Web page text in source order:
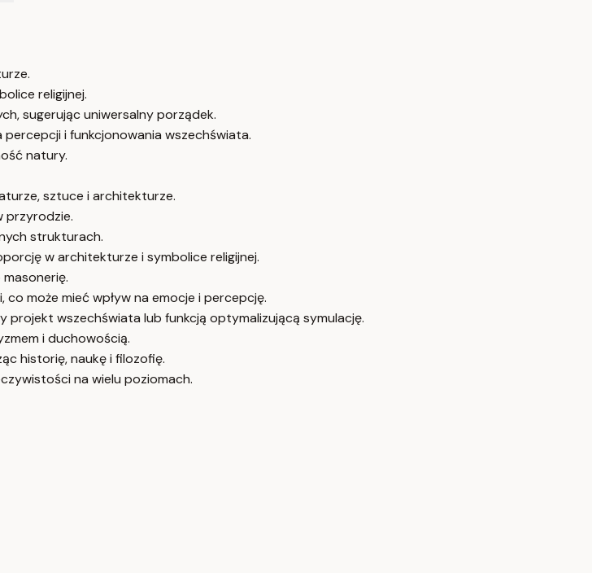
religijnej.
sugerując uniwersalny porządek.
percepcji i funkcjonowania wszechświata.
natury.
sztuce i architekturze.
przyrodzie.
strukturach.
w architekturze i symbolice religijnej.
może mieć wpływ na emocje i percepcję.
projekt wszechświata lub funkcją optymalizującą symulację.
i duchowością.
historię, naukę i filozofię.
na wielu poziomach.